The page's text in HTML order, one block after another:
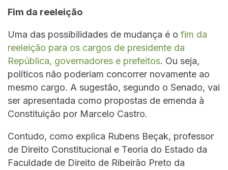
Fim da reeleição
Uma das possibilidades de mudança é o fim da
reeleição para os cargos de presidente da
República, governadores e prefeitos. Ou seja,
políticos não poderiam concorrer novamente ao
mesmo cargo. A sugestão, segundo o Senado, vai
ser apresentada como propostas de emenda à
Constituição por Marcelo Castro.
Contudo, como explica Rubens Beçak, professor
de Direito Constitucional e Teoria do Estado da
Faculdade de Direito de Ribeirão Preto da